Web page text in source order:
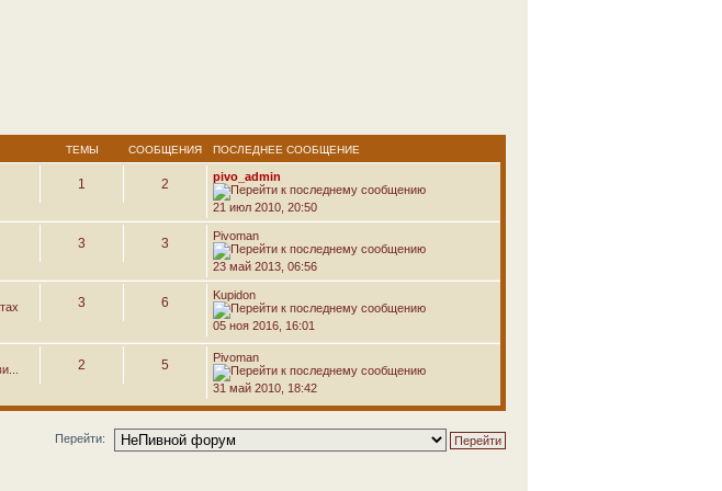
ТЕМЫ СООБЩЕНИЯ ПОСЛЕДНЕЕ СООБЩЕНИЕ
1 2 pivo_admin
21 июл 2010, 20:50
3 3 Pivoman
23 май 2013, 06:56
3 6 Kupidon
05 ноя 2016, 16:01
2 5 Pivoman
31 май 2010, 18:42
Перейти: